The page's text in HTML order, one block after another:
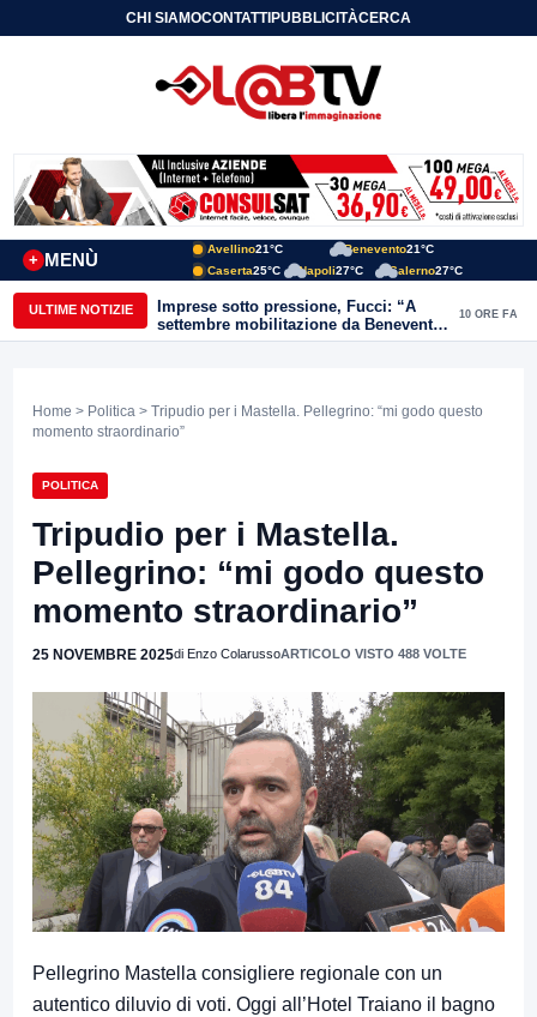
CHI SIAMOCONTATTIPUBBLICITÀCERCA
MENÙ
+
Avellino21°C Benevento21°C
Caserta25°C Napoli27°C Salerno27°C
ULTIME NOTIZIE
Imprese sotto pressione, Fucci: “A
settembre mobilitazione da Benevento
e Avellino”
10 ORE FA
Home > Politica > Tripudio per i Mastella. Pellegrino: “mi godo questo
momento straordinario”
POLITICA
Tripudio per i Mastella.
Pellegrino: “mi godo questo
momento straordinario”
25 NOVEMBRE 2025di Enzo ColarussoARTICOLO VISTO 488 VOLTE
Pellegrino Mastella consigliere regionale con un
autentico diluvio di voti. Oggi all’Hotel Traiano il bagno